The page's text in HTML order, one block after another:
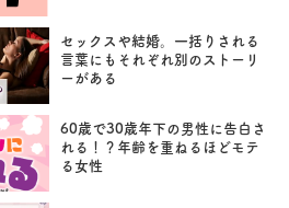
セックスや結婚。一括りされる
言葉にもそれぞれ別のストーリ
ーがある
60歳で30歳年下の男性に告白さ
れる！？年齢を重ねるほどモテ
る女性